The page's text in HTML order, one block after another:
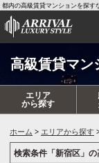
都内の高級賃貸マンションを探す
高級賃貸マン
エリア
から探す
ホーム エリアから探す
検索条件「新宿区」